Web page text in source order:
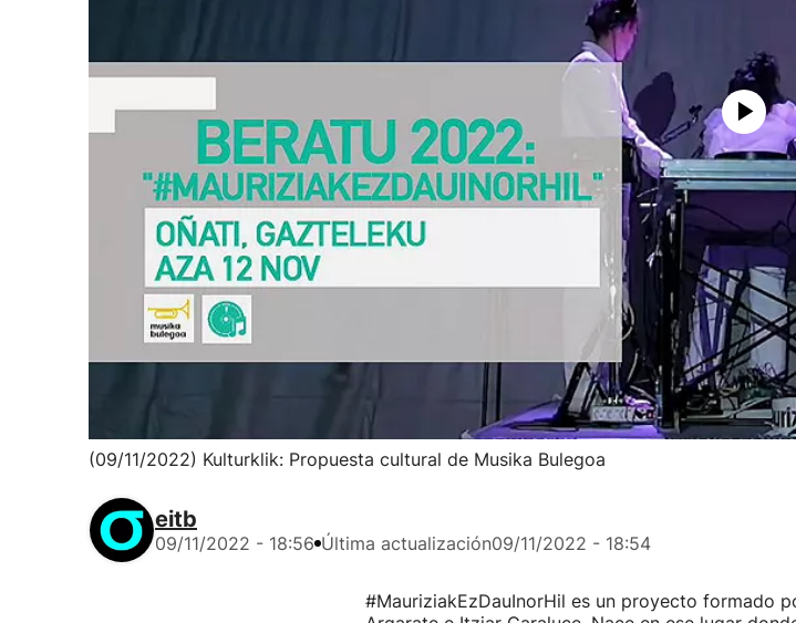
(09/11/2022) Kulturklik: Propuesta cultural de Musika Bulegoa
eitb
09/11/2022 - 18:56 Última actualización09/11/2022 - 18:54
#MauriziakEzDauInorHil es un proyecto formado